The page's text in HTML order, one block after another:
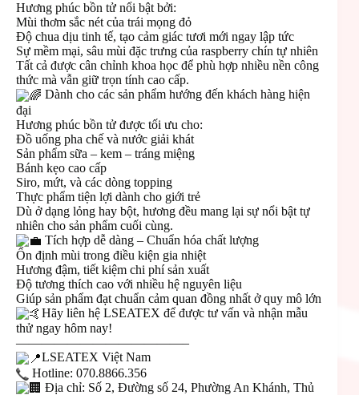
Hương phúc bồn tử nổi bật bởi:
Mùi thơm sắc nét của trái mọng đỏ
Độ chua dịu tinh tế, tạo cảm giác tươi mới ngay lập tức
Sự mềm mại, sâu mùi đặc trưng của raspberry chín tự nhiên
Tất cả được cân chỉnh khoa học để phù hợp nhiều nền công
thức mà vẫn giữ trọn tính cao cấp.
Dành cho các sản phẩm hướng đến khách hàng hiện
đại
Hương phúc bồn tử được tối ưu cho:
Đồ uống pha chế và nước giải khát
Sản phẩm sữa – kem – tráng miệng
Bánh kẹo cao cấp
Siro, mứt, và các dòng topping
Thực phẩm tiện lợi dành cho giới trẻ
Dù ở dạng lỏng hay bột, hương đều mang lại sự nổi bật tự
nhiên cho sản phẩm cuối cùng.
Tích hợp dễ dàng – Chuẩn hóa chất lượng
Ổn định mùi trong điều kiện gia nhiệt
Hương đậm, tiết kiệm chi phí sản xuất
Độ tương thích cao với nhiều hệ nguyên liệu
Giúp sản phẩm đạt chuẩn cảm quan đồng nhất ở quy mô lớn
Hãy liên hệ LSEATEX để được tư vấn và nhận mẫu
thử ngay hôm nay!
—————————————–
LSEATEX Việt Nam
Hotline: 070.8866.356
Địa chỉ: Số 2, Đường số 24, Phường An Khánh, Thủ